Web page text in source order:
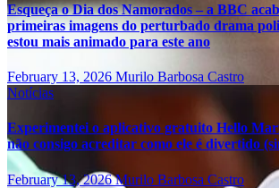
Esqueça o Dia dos Namorados – a BBC
primeiras imagens do perturbado drama
estou mais animado para este ano
February 13, 2026 Murilo Barbosa Castro
Notícias
Experimentei o aplicativo gratuito Hello
não consigo acreditar como ele é divertido
February 13, 2026Murilo Barbosa Castro